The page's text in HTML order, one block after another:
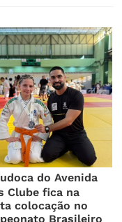
do Avenida
Clube fica na
colocação no
Brasileiro